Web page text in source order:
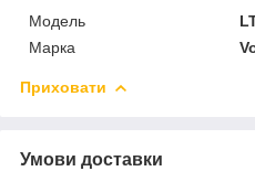
Модель
Марка
Приховати
Умови доставки